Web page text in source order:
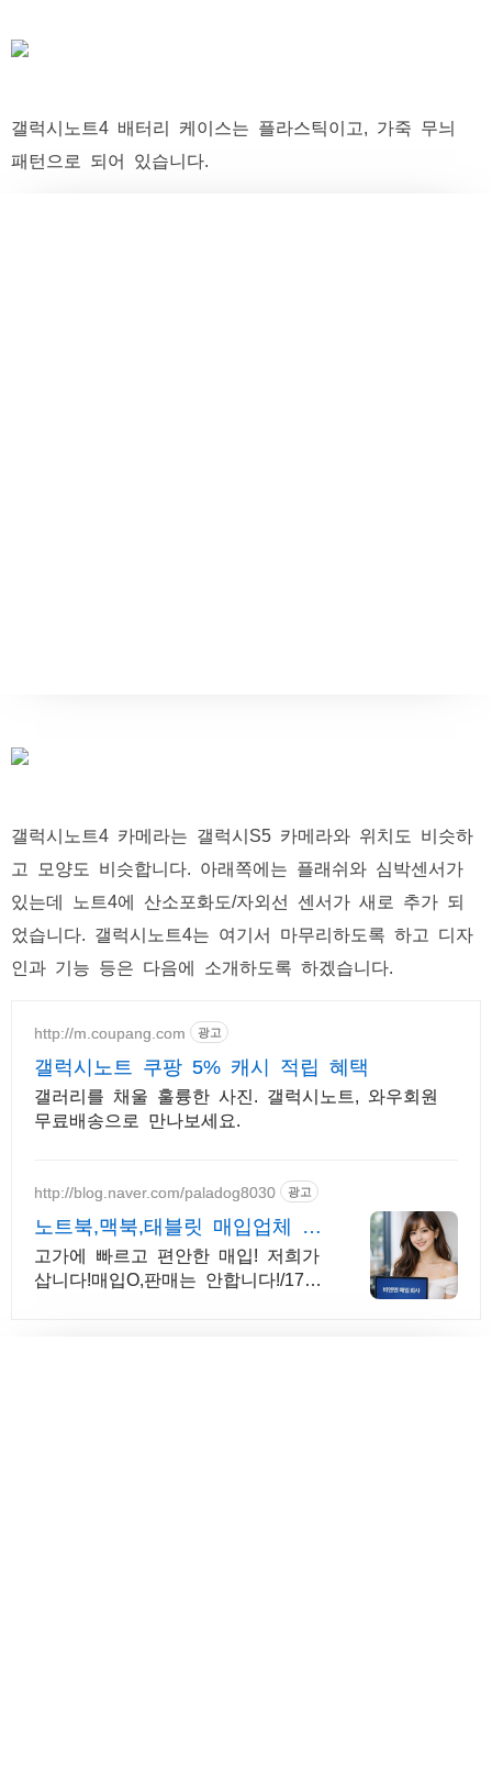
갤럭시노트4 배터리 케이스는 플라스틱이고, 가죽 무늬
패턴으로 되어 있습니다.
갤럭시노트4 카메라는 갤럭시S5 카메라와 위치도 비슷하
고 모양도 비슷합니다. 아래쪽에는 플래쉬와 심박센서가
있는데 노트4에 산소포화도/자외선 센서가 새로 추가 되
었습니다. 갤럭시노트4는 여기서 마무리하도록 하고 디자
인과 기능 등은 다음에 소개하도록 하겠습니다.
http://m.coupang.com 광고
갤럭시노트 쿠팡 5% 캐시 적립 혜택
갤러리를 채울 훌륭한 사진. 갤럭시노트, 와우회원
무료배송으로 만나보세요.
http://blog.naver.com/paladog8030 광고
노트북,맥북,태블릿 매입업체 저
희가 삽니다! 매입O판매X
고가에 빠르고 편안한 매입! 저희가
삽니다!매입O,판매는 안합니다!/17년